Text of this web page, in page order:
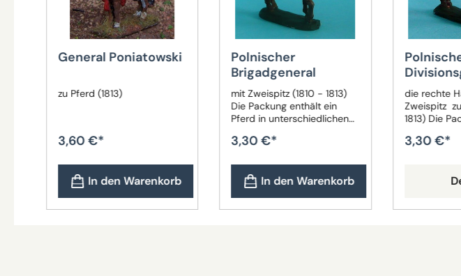
General Poniatowski
zu Pferd (1813)
3,60 €*
In den Warenkorb
Polnischer
Brigadgeneral
mit Zweispitz (1810 - 1813)
Die Packung enthält ein
Pferd in unterschiedlichen
vom Bild abweichen.
3,30 €*
In den Warenkorb
die rechte
Zweispitz
1813) Die Packung enthält
3,30 €*